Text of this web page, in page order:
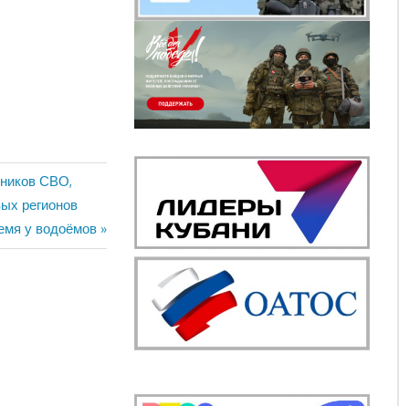
СВО,
регионов
у водоёмов